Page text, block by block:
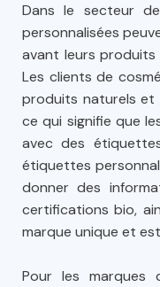
Dans le secteur
personnalisées
avant leurs
Les clients de
produits naturels et
ce qui signifie que
avec des
étiquettes
donner des
certifications bio,
marque unique et
Pour les marques